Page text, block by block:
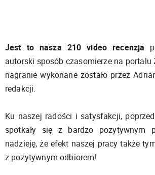
Jest to nasza 210 video recenzja
autorski sposób czasomierze na portalu
nagranie wykonane zostało przez
redakcji.
Ku naszej radości i satysfakcji,
spotkały się z bardzo pozytywnym
nadzieję, że efekt naszej pracy także
z pozytywnym odbiorem!